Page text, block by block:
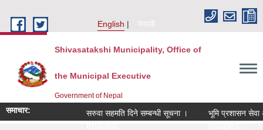
English
नेपाली
Shivasatakshi Municipality, Office of
the Municipal Executive
Government of Nepal
समाचार: सरुवा सहमति दिने सम्बन्धी सूचना । भूमि प्रशासन सेवा